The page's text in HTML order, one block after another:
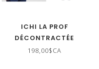
ICHI LA PROF
DÉCONTRACTÉE
198,00$CA